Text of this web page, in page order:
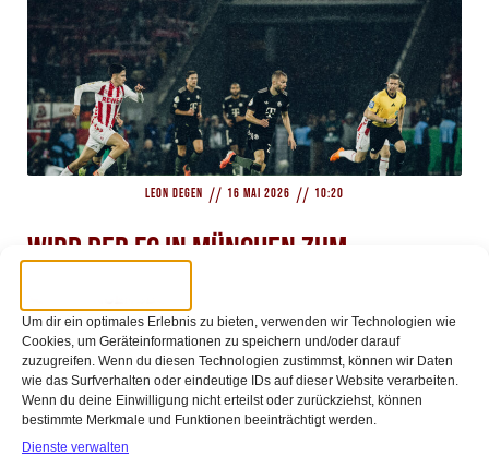
Um dir ein optimales Erlebnis zu bieten, verwenden wir Technologien wie
Cookies, um Geräteinformationen zu speichern und/oder darauf
zuzugreifen. Wenn du diesen Technologien zustimmst, können wir Daten
wie das Surfverhalten oder eindeutige IDs auf dieser Website verarbeiten.
Wenn du deine Einwilligung nicht erteilst oder zurückziehst, können
bestimmte Merkmale und Funktionen beeinträchtigt werden.
Dienste verwalten
Leon Degen // 16 Mai 2026 // 10:20
Wird der FC in München zum
Partycrasher? – FC Bayern gegen 1.
FC Köln
Der FC hat den Klassenerhalt sicher und die Bayern sind bereits
Deutscher Meister. Das sportliche Drama findet dementsprechend am
letzten Spieltag klar auf anderen Plätzen[…]